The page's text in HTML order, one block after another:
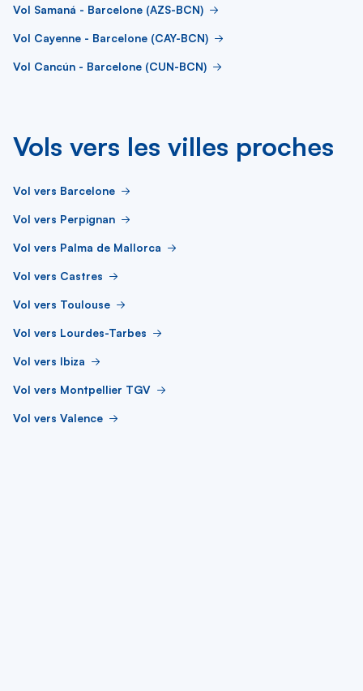
Vol Samaná - Barcelone (AZS-BCN)
Vol Cayenne - Barcelone (CAY-BCN)
Vol Cancún - Barcelone (CUN-BCN)
Vols vers les villes proches
Vol vers Barcelone
Vol vers Perpignan
Vol vers Palma de Mallorca
Vol vers Castres
Vol vers Toulouse
Vol vers Lourdes-Tarbes
Vol vers Ibiza
Vol vers Montpellier TGV
Vol vers Valence